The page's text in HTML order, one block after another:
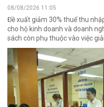
08/08/2026 11:05
Đề xuất giảm 30% thuế thu
cho hộ kinh doanh và doanh
sách còn phụ thuộc vào việc